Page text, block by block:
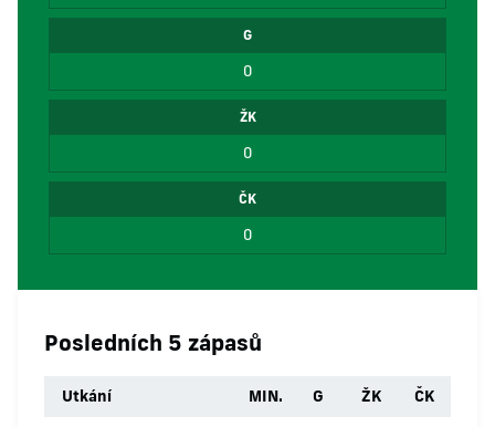
G
0
ŽK
0
ČK
0
Posledních 5 zápasů
Utkání MIN. G ŽK ČK